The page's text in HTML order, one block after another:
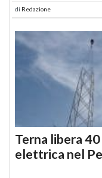
di Redazione
Terna libera
elettrica nel